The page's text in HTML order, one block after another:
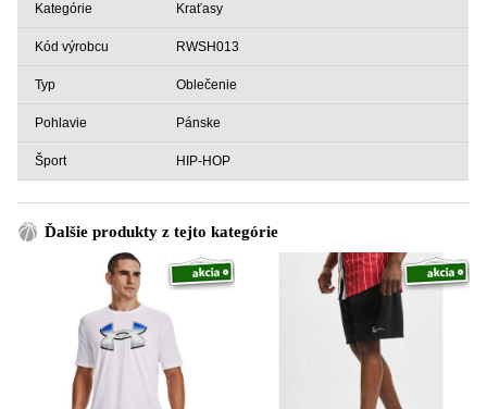
Kategórie Kraťasy
Kód výrobcu RWSH013
Typ Oblečenie
Pohlavie Pánske
Šport HIP-HOP
Ďalšie produkty z tejto kategórie